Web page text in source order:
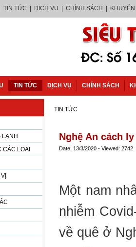
TIN TỨC DỊCH VỤ CHÍNH SÁCH
TIN TỨC DỊCH VỤ CHÍNH SÁCH
CÁC LOẠI
TIN TỨC
Nghệ An cách
Date: 13/3/2020 - Viewed: 2742
Một nam
nhiễm
về quê ở